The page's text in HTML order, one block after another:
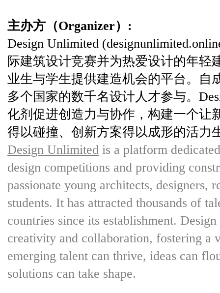
主办方（Organizer）:
Design Unlimited
际建筑设计竞赛并为热爱设计的年轻
业生与学生提供建造机会的平台。自
多个国家的数千名设计人才参与。
化剂促进创造力与协作，构建一个让
得以碰撞、创新方案得以成形的活力
Design Unlimited is a platform
design competitions and providing
passionate young architects, designers,
students. It has attracted thousands of
countries since its establishment.
creativity and collaboration, fostering a
emerging talent can thrive, ideas can
solutions can take shape.